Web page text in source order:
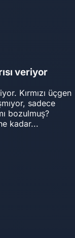
veriyor
Kırmızı üçgen
sadece
bozulmuş?
kadar...